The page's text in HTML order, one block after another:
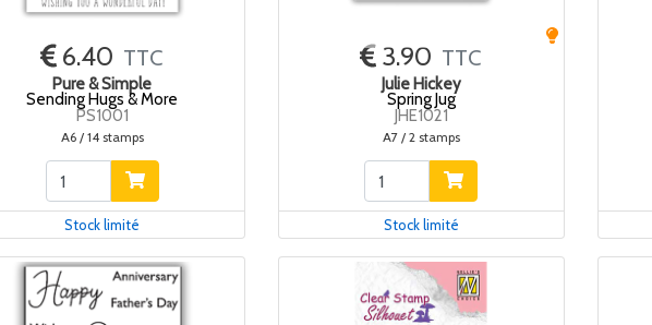
6.40 TTC
Pure & Simple
Sending Hugs & More
PS1001
A6 / 14 stamps
Stock limité
3.90 TTC
Julie Hickey
Spring Jug
JHE1021
A7 / 2 stamps
Stock limité